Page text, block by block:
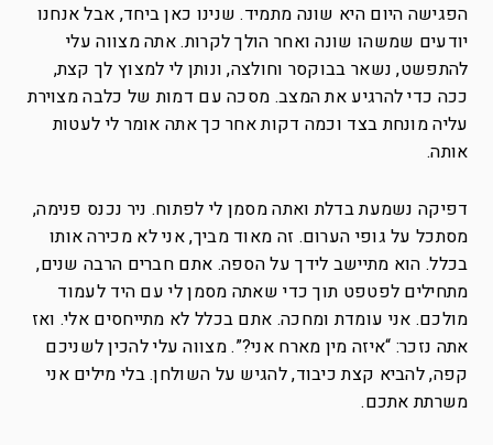
הפגישה היום היא שונה מתמיד. שנינו כאן ביחד, אבל אנחנו
יודעים שמשהו שונה ואחר הולך לקרות. אתה מצווה עלי
להתפשט, נשאר בבוקסר וחולצה, ונותן לי למצוץ לך קצת,
ככה כדי להרגיע את המצב. מסכה עם דמות של כלבה מצוירת
עליה מונחת בצד וכמה דקות אחר כך אתה אומר לי לעטות
אותה.
דפיקה נשמעת בדלת ואתה מסמן לי לפתוח. ניר נכנס פנימה,
מסתכל על גופי הערום. זה מאוד מביך, אני לא מכירה אותו
בכלל. הוא מתיישב לידך על הספה. אתם חברים הרבה שנים,
מתחילים לפטפט תוך כדי שאתה מסמן לי עם היד לעמוד
מולכם. אני עומדת ומחכה. אתם בכלל לא מתייחסים אלי. ואז
אתה נזכר: “איזה מין מארח אני?”. מצווה עלי להכין לשניכם
קפה, להביא קצת כיבוד, להגיש על השולחן. בלי מילים אני
משרתת אתכם.